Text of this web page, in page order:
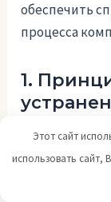
обеспечить
процесса
1.
Важным
вызвавших
Этот сайт
использовать сайт,